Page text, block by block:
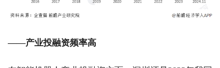
——产业投融资频率高